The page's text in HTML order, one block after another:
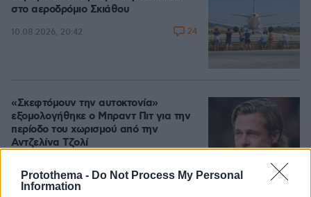
Protothema - Do Not Process My Personal
Information
στο αεροδρόμιο Σκιάθου
10.08.2026, 20:42 24
«Σκεφτόμουν την αυτοκτονία»
εξομολογήθηκε ο Μπραντ Πιτ για την
περίοδο του χωρισμού από την
Αντζελίνα Τζολί